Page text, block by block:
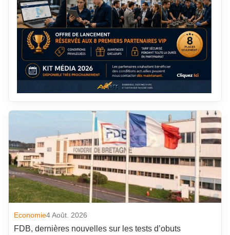
Economie4 Août. 2026
FDB, dernières nouvelles sur les tests d’obuts